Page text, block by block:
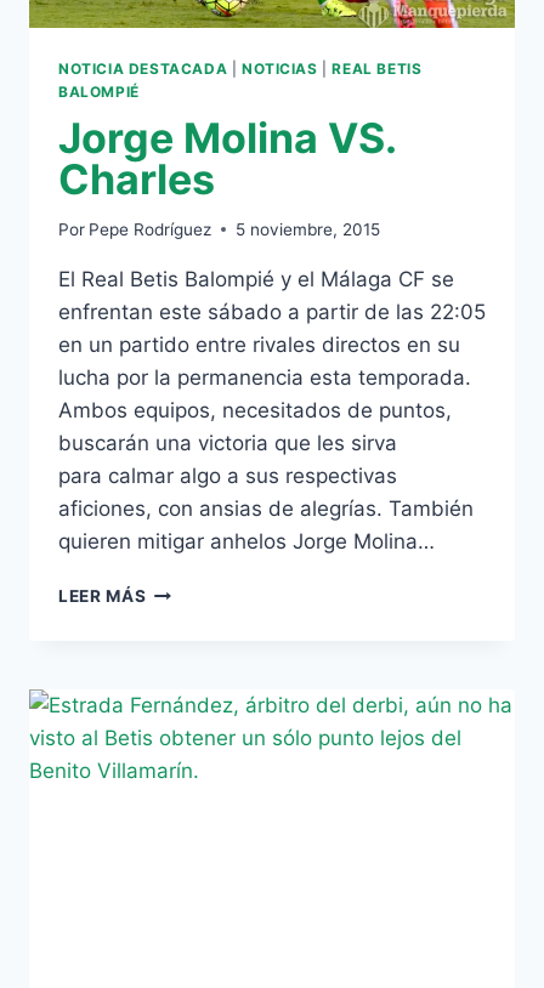
DENTRO
NOTICIA DESTACADA NOTICIAS |REAL BETIS
BALOMPIÉ
Jorge Molina VS.
Charles
Por Pepe Rodríguez 5 noviembre, 2015
El Real Betis Balompié y el Málaga CF se
enfrentan este sábado a partir de las 22:05
en un partido entre rivales directos en su
lucha por la permanencia esta temporada.
Ambos equipos, necesitados de puntos,
buscarán una victoria que les sirva
para calmar algo a sus respectivas
aficiones, con ansias de alegrías. También
quieren mitigar anhelos Jorge Molina…
LEER MÁS JORGE